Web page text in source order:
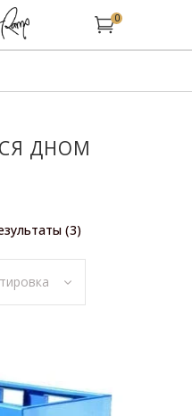
0
ДНОМ
(3)